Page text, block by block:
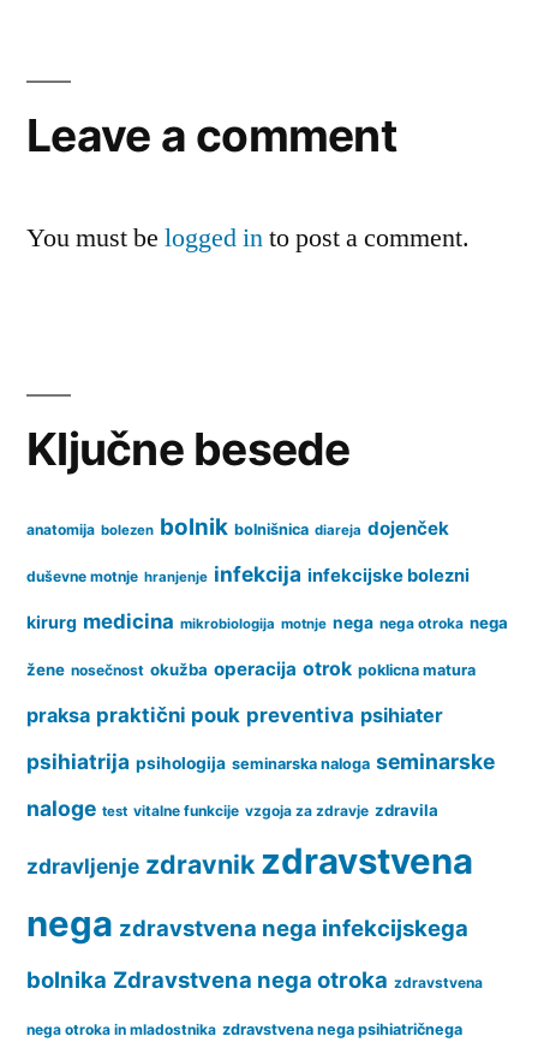
Leave a comment
You must be logged into post a comment.
Ključne besede
anatomija bolezen bolnik bolnišnica diareja dojenček
duševne motnje hranjenje infekcija infekcijske bolezni
kirurg medicina mikrobiologija motnje nega nega otroka nega
žene nosečnost okužba operacija otrok poklicna matura
praksa praktični pouk preventiva psihiater
psihiatrija psihologija seminarska naloga seminarske
naloge test vitalne funkcije vzgoja za zdravje zdravila
zdravljenje zdravnik zdravstvena
nega zdravstvena nega infekcijskega
bolnika Zdravstvena nega otroka zdravstvena
nega otroka in mladostnika zdravstvena nega psihiatričnega